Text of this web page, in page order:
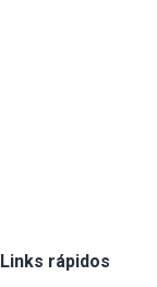
Links rápidos